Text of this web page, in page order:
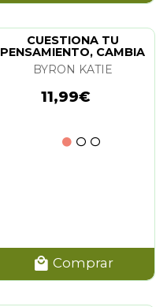
CUESTIONA TU
PENSAMIENTO, CAMBIA
EL MUNDO
BYRON KATIE
11,99€
Comprar